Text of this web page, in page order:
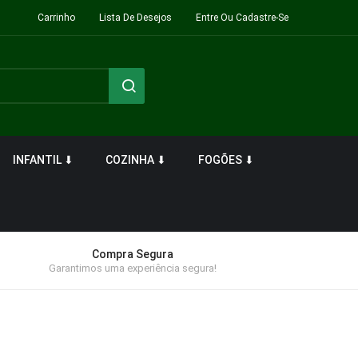
Carrinho Lista De Desejos Entre Ou Cadastre-Se
INFANTIL ⬇ COZINHA ⬇ FOGÕES ⬇
Compra Segura
Garantimos uma experiência segura!